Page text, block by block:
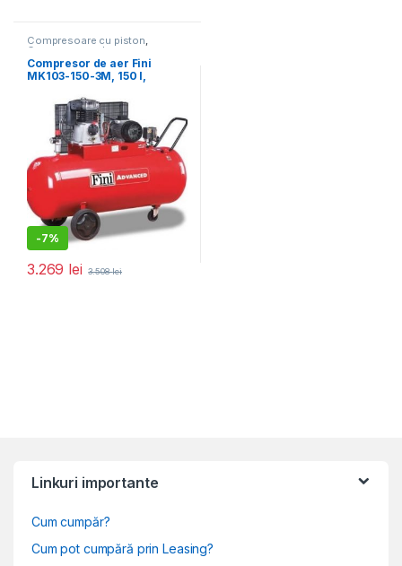
Compresoare cu piston,
Compresoare de aer
Compresor de aer Fini
MK103-150-3M, 150 l,
-7%
3.269 lei 3.508lei
Linkuri importante
Cum cumpăr?
Cum pot cumpără prin Leasing?